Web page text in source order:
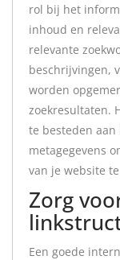
rol bij het
inhoud en
relevante
beschrijvingen,
worden
zoekresultaten.
te besteden
metagegevens
van je website
Zorg
Een goede